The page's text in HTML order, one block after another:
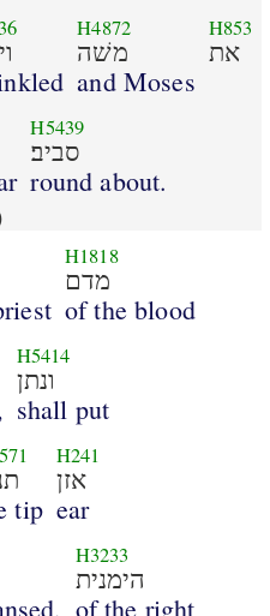
H4872
משׁה
and Moses
H853
את
H5439
סביב׃
round about.
H1818
מדם
of the blood
H5414
ונתן
shall put
tip
H241
אזן
ear
H3233
הימנית
of the right